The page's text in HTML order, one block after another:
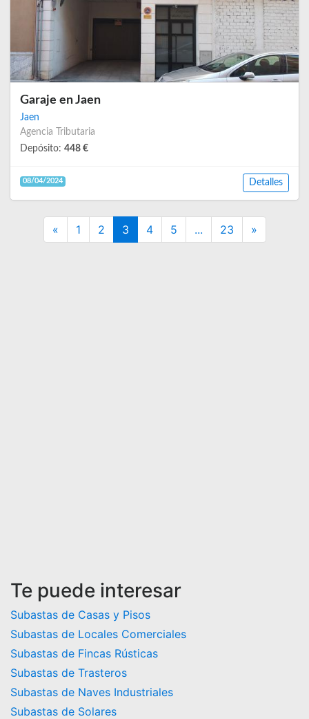
Garaje en Jaen
Jaen
Agencia Tributaria
Depósito: 448 €
08/04/2024 Detalles
« Previous
1 2 3 4 5 ... 23 »Next
Te puede interesar
Subastas de Casas y Pisos
Subastas de Locales Comerciales
Subastas de Fincas Rústicas
Subastas de Trasteros
Subastas de Naves Industriales
Subastas de Solares